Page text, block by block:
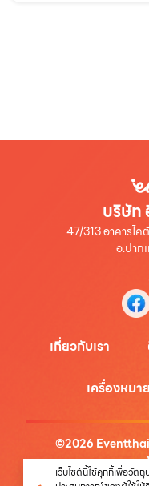
บริษัท
47/313 อาคารไ
อ.ปาก
เกี่ยวกับเรา
เครื่องหมา
©2026
นโ
เว็บไซต์นี้ใช้คุกกี้เพื่อวัต